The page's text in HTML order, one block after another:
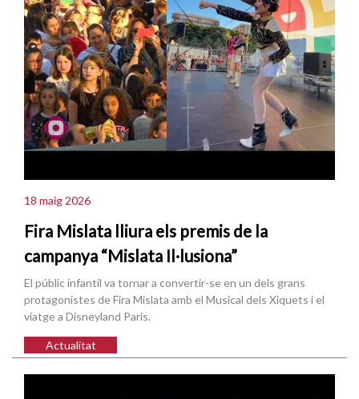
18 maig 2026
Fira Mislata lliura els premis de la
campanya “Mislata Il·lusiona”
El públic infantil va tornar a convertir-se en un dels grans
protagonistes de Fira Mislata amb el Musical dels Xiquets i el
viatge a Disneyland Paris.
Actualitat